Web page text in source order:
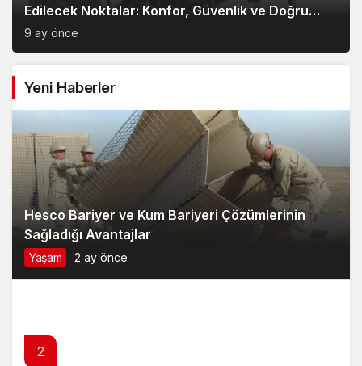
Edilecek Noktalar: Konfor, Güvenlik ve Doğru
Model Tercihi
9 ay önce
Yeni Haberler
Hesco Bariyer ve Kum Bariyeri Çözümlerinin
Sağladığı Avantajlar
Yaşam 2 ay önce
2